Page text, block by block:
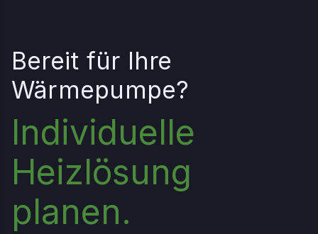
Bereit für Ihre
Wärmepumpe?
Individuelle
Heizlösung
planen.